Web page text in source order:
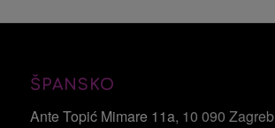
ŠPANSKO
Ante Topić Mimare 11a, 10 090 Zagreb